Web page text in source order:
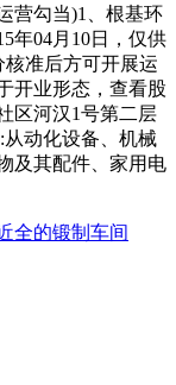
营勾当)1、根基环
年04月10日，仅供
准后方可开展运
开业形态，查看股
区河汉1号第二层
动化设备、机械
及其配件、家用电
全的锻制车间